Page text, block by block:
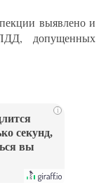
выявлено и
допущенных
i
секунд,
вы